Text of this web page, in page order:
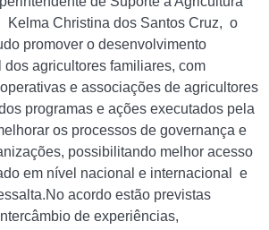
Kelma Christina dos Santos Cruz, o
promover o desenvolvimento
agricultores familiares, com
e associações de agricultores
programas e ações executados pela
os processos de governança e
possibilitando melhor acesso
em nível nacional e internacional e
acordo estão previstas
de experiências,